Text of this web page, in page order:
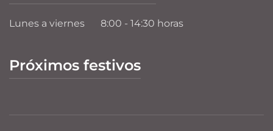
Lunes a viernes 8:00 - 14:30 horas
Próximos festivos